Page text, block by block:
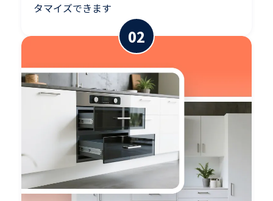
タマイズできます
02